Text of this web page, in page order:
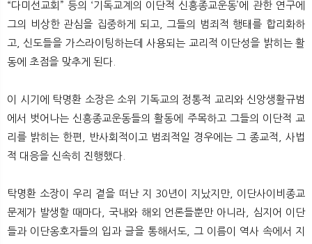
“다미선교회” 등의 ‘기독교계의 이단적 신흥종교운동’에 관한 연구에
그의 비상한 관심을 집중하게 되고, 그들의 범죄적 행태를 합리화하
고, 신도들을 가스라이팅하는데 사용되는 교리적 이단성을 밝히는 활
동에 초점을 맞추게 된다.
이 시기에 탁명환 소장은 소위 기독교의 정통적 교리와 신앙생활규범
에서 벗어나는 신흥종교운동들의 활동에 주목하고 그들의 이단적 교
리를 밝히는 한편, 반사회적이고 범죄적일 경우에는 그 종교적, 사법
적 대응을 신속히 진행했다.
탁명환 소장이 우리 곁을 떠난 지 30년이 지났지만, 이단사이비종교
문제가 발생할 때마다, 국내와 해외 언론들뿐만 아니라, 심지어 이단
들과 이단옹호자들의 입과 글을 통해서도, 그 이름이 역사 속에서 지